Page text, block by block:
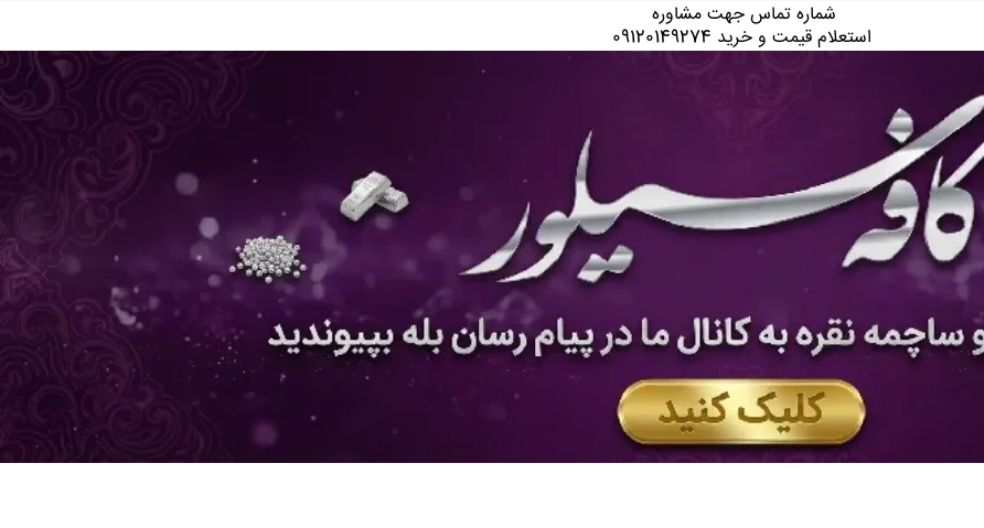
شماره تماس جهت مشاوره
استعلام قیمت و خرید 09120149274